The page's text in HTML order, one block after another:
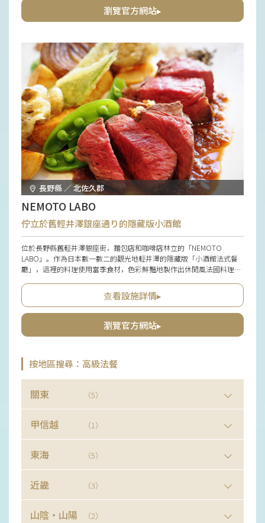
瀏覽官方網站▸
長野縣 ／ 北佐久郡
NEMOTO LABO
佇立於舊輕井澤銀座通り的隱藏版小酒館
位於長野縣舊輕井澤銀座街，麵包店和咖啡店林立的「NEMOTO
LABO」。作為日本數一數二的觀光地輕井澤的隱藏版「小酒館法式餐
廳」，這裡的料理使用當季食材，色彩鮮豔地製作出休閒風法國料理，
產食材，搭配適合料理的本地葡萄酒也非常受歡迎，店主所嚴選的自然
派葡萄酒也應有盡有，且可購買。在自然摩登風格的時尚店內享用餐
點，是輕井澤觀光的絕佳選擇。
查看設施詳情▸
瀏覽官方網站▸
按地區搜尋：高級法餐
關東 （5）
甲信越 （1）
東海 （5）
近畿 （3）
山陰・山陽 （2）